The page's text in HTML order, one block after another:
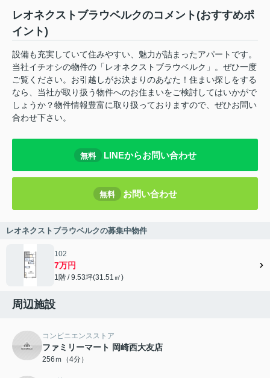
レオネクストブラウベルクのコメント(おすすめポ
イント)
設備も充実していて住みやすい、魅力が詰まったアパートです。
当社イチオシの物件の「レオネクストブラウベルク」。ぜひ一度
ご覧ください。お引越しがお決まりのあなた！住まい探しをする
なら、当社が取り扱う物件へのお住まいをご検討してはいかがで
しょうか？物件情報豊富に取り扱っておりますので、ぜひお問い
合わせ下さい。
無料 LINEからお問い合わせ
無料 お問い合わせ
レオネクストブラウベルクの募集中物件
102
7万円
1階 / 9.53坪(31.51㎡)
周辺施設
コンビニエンスストア
ファミリーマート 岡崎西大友店
256ｍ（4分）